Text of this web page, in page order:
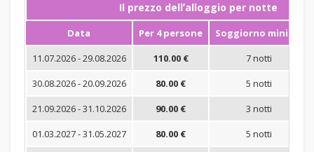
Il prezzo dellʼalloggio per notte
Data Per 4 persone
Soggiorno minimo
11.07.2026 - 29.08.2026
110.00 €
7 notti
30.08.2026 - 20.09.2026
80.00 €
5 notti
21.09.2026 - 31.10.2026
90.00 €
3 notti
01.03.2027 - 31.05.2027
80.00 €
5 notti